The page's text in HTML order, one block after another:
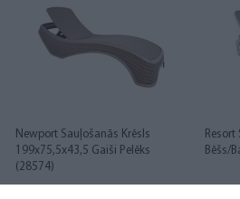
Newport Sauļošanās Krēsls
199x75,5x43,5 Gaiši Pelēks
(28574)
Resort
Bēšs/